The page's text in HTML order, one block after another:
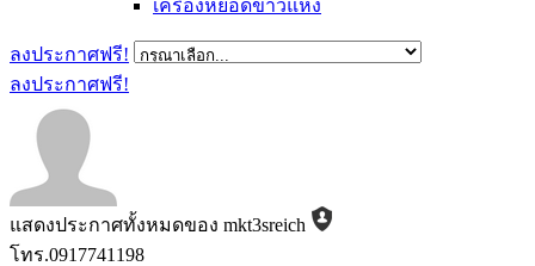
เครื่องหยอดข้าวแห้ง
ลงประกาศฟรี!
ลงประกาศฟรี!
แสดงประกาศทั้งหมดของ mkt3sreich
โทร.0917741198